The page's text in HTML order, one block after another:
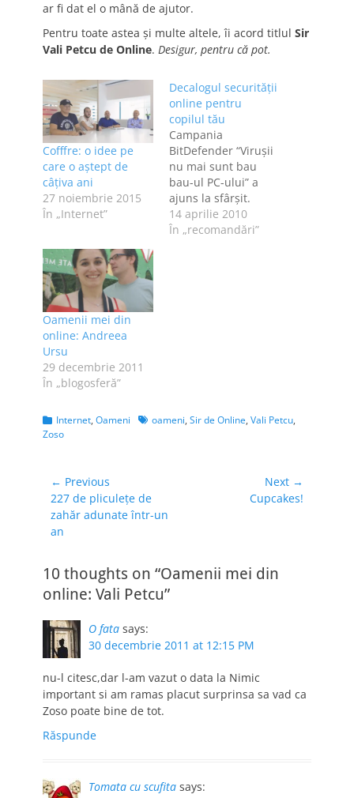
ar fi dat el o mână de ajutor.
Pentru toate astea şi multe altele, îi acord titlul Sir
Vali Petcu de Online. Desigur, pentru că pot.
Cofffre: o idee pe
care o aștept de
câțiva ani
27 noiembrie 2015
În „Internet”
Decalogul securităţii
online pentru
copilul tău
Campania
BitDefender “Viruşii
nu mai sunt bau
bau-ul PC-ului” a
ajuns la sfârşit.
Astăzi avem ultimul
articol, pe care îl
începand cu
14 aprilie 2010
În „recomandări”
Oamenii mei din
online: Andreea
Ursu
29 decembrie 2011
În „blogosferă”
Categories
Internet, Oameni Tagsoameni, Sir de Online, Vali Petcu,
Zoso
Navigare
în
articole
← Previous
Previous
post:
227 de pliculeţe de
zahăr adunate într-un
an
Next →
Cupcakes!
10 thoughts on “Oamenii mei din
online: Vali Petcu”
O fata says:
30 decembrie 2011 at 12:15 PM
nu-l citesc,dar l-am vazut o data la Nimic
important si am ramas placut surprinsa sa vad ca
Zoso poate bine de tot.
Răspunde
Tomata cu scufita says: